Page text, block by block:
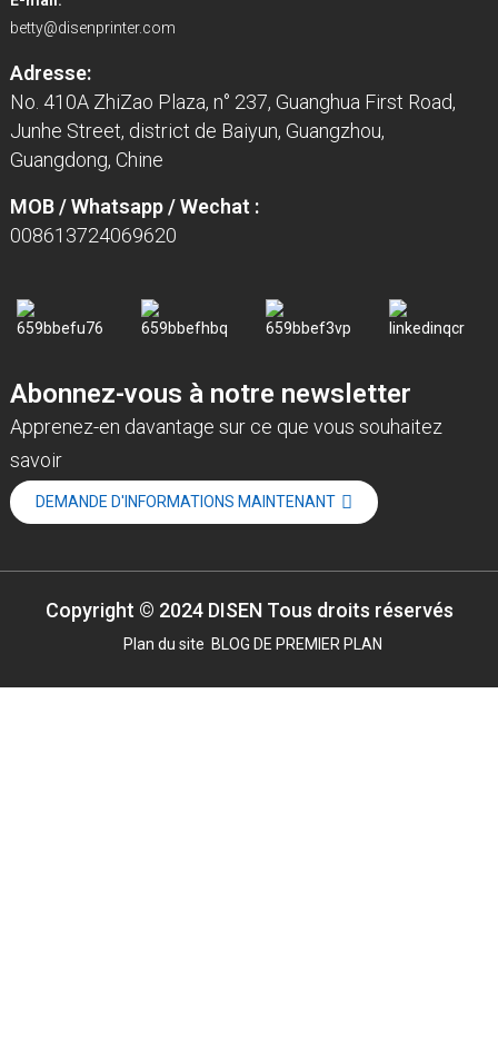
betty@disenprinter.com
Adresse:
No. 410A ZhiZao Plaza, n° 237, Guanghua First Road,
Junhe Street, district de Baiyun, Guangzhou,
Guangdong, Chine
MOB / Whatsapp / Wechat :
008613724069620
Abonnez-vous à notre newsletter
Apprenez-en davantage sur ce que vous souhaitez
savoir
DEMANDE D'INFORMATIONS MAINTENANT
Copyright © 2024 DISEN Tous droits réservés
Plan du site BLOG DE PREMIER PLAN